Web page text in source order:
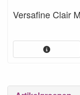
Versafine Clair